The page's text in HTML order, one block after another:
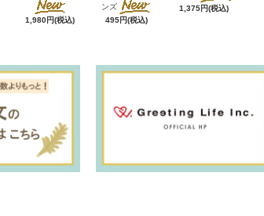
1,980円(税込)
ンズ
495円(税込)
1,375円(税込)